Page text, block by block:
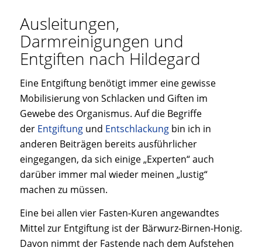
Ausleitungen,
Darmreinigungen und
Entgiften nach Hildegard
Eine Entgiftung benötigt immer eine gewisse
Mobilisierung von Schlacken und Giften im
Gewebe des Organismus. Auf die Begriffe
der Entgiftungund Entschlackungbin ich in
anderen Beiträgen bereits ausführlicher
eingegangen, da sich einige „Experten“ auch
darüber immer mal wieder meinen „lustig“
machen zu müssen.
Eine bei allen vier Fasten-Kuren angewandtes
Mittel zur Entgiftung ist der Bärwurz-Birnen-Honig.
Davon nimmt der Fastende nach dem Aufstehen